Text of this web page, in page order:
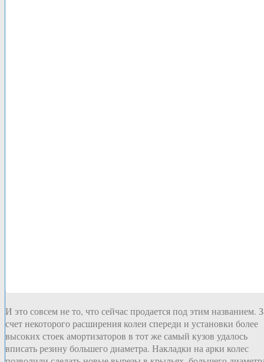
И это совсем не то, что сейчас продается под этим названием.
счет некоторого расширения колеи спереди и установки более
высоких стоек амортизаторов в тот же самый кузов удалось
вписать резину большего диаметра. Накладки на арки колес